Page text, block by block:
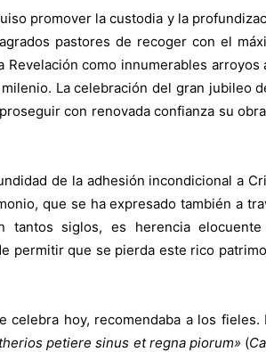
promover la custodia y la
pastores de recoger con el
como innumerables arroyos
La celebración del gran jubileo
con renovada confianza su
de la adhesión incondicional a
que se ha expresado también a
tantos siglos, es herencia
permitir que se pierda este rico
hoy, recomendaba a los fieles.
petiere sinus et regna piorum» (